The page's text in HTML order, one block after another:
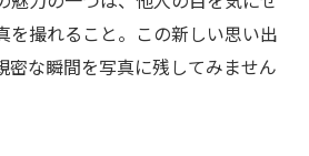
を撮れること。この新しい思い出
密な瞬間を写真に残してみません